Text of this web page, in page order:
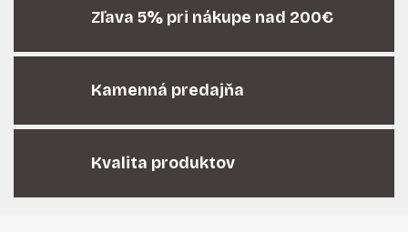
i
p
v
v
p
Zľava 5% pri nákupe nad 200€
Kamenná predajňa
Kvalita produktov